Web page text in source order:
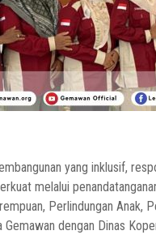
yang inklusif,
melalui
Perlindungan Anak,
Gemawan dengan Dinas